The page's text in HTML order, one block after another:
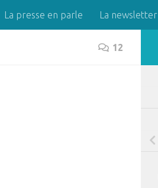
La presse en parle La newsletter
12